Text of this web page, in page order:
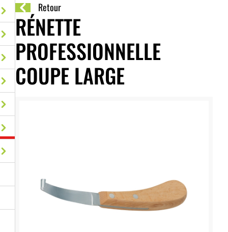
Retour
RÉNETTE
PROFESSIONNELLE
COUPE LARGE